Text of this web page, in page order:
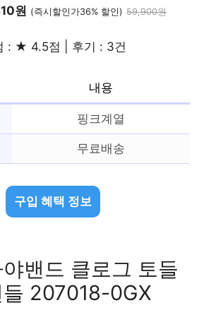
원 (즉시할인가36% 할인) 59,900원
: ★ 4.5점 | 후기 : 3건
내용
핑크계열
무료배송
구입 혜택 정보
밴드 클로그 토들
들 207018-0GX